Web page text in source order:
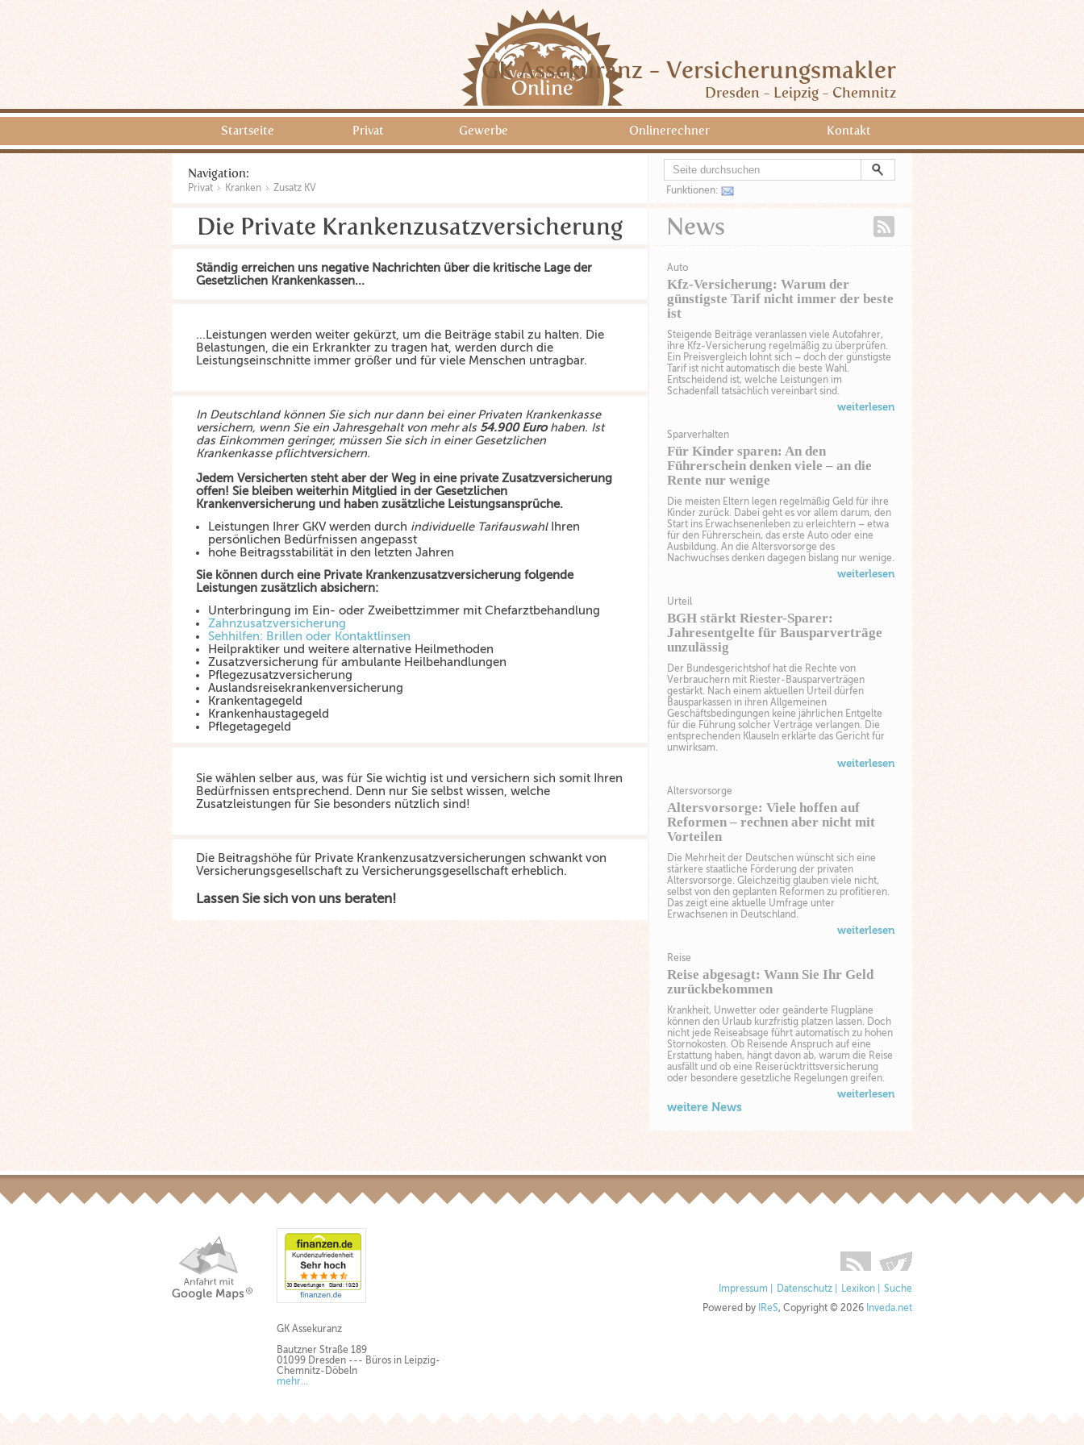
GK Assekuranz - Versicherungsmakler
Dresden - Leipzig - Chemnitz
Startseite Privat Gewerbe Onlinerechner Kontakt
Navigation:
Privat Kranken Zusatz KV Funktionen:
Die Private Krankenzusatzversicherung News
Auto
Kfz-Versicherung: Warum der
günstigste Tarif nicht immer der beste
ist
Steigende Beiträge veranlassen viele Autofahrer,
ihre Kfz-Versicherung regelmäßig zu überprüfen.
Ein Preisvergleich lohnt sich – doch der günstigste
Tarif ist nicht automatisch die beste Wahl.
Entscheidend ist, welche Leistungen im
Schadenfall tatsächlich vereinbart sind.
weiterlesen
Sparverhalten
Für Kinder sparen: An den
Führerschein denken viele – an die
Rente nur wenige
Die meisten Eltern legen regelmäßig Geld für ihre
Kinder zurück. Dabei geht es vor allem darum, den
Start ins Erwachsenenleben zu erleichtern – etwa
für den Führerschein, das erste Auto oder eine
Ausbildung. An die Altersvorsorge des
Nachwuchses denken dagegen bislang nur wenige.
weiterlesen
Urteil
BGH stärkt Riester-Sparer:
Jahresentgelte für Bausparverträge
unzulässig
Der Bundesgerichtshof hat die Rechte von
Verbrauchern mit Riester-Bausparverträgen
gestärkt. Nach einem aktuellen Urteil dürfen
Bausparkassen in ihren Allgemeinen
Geschäftsbedingungen keine jährlichen Entgelte
für die Führung solcher Verträge verlangen. Die
entsprechenden Klauseln erklärte das Gericht für
unwirksam.
weiterlesen
Altersvorsorge
Altersvorsorge: Viele hoffen auf
Reformen – rechnen aber nicht mit
Vorteilen
Die Mehrheit der Deutschen wünscht sich eine
stärkere staatliche Förderung der privaten
Altersvorsorge. Gleichzeitig glauben viele nicht,
selbst von den geplanten Reformen zu profitieren.
Das zeigt eine aktuelle Umfrage unter
Erwachsenen in Deutschland.
weiterlesen
Reise
Reise abgesagt: Wann Sie Ihr Geld
zurückbekommen
Krankheit, Unwetter oder geänderte Flugpläne
können den Urlaub kurzfristig platzen lassen. Doch
nicht jede Reiseabsage führt automatisch zu hohen
Stornokosten. Ob Reisende Anspruch auf eine
Erstattung haben, hängt davon ab, warum die Reise
ausfällt und ob eine Reiserücktrittsversicherung
oder besondere gesetzliche Regelungen greifen.
weiterlesen
weitere News
Ständig erreichen uns negative Nachrichten über die kritische Lage der
Gesetzlichen Krankenkassen...
...Leistungen werden weiter gekürzt, um die Beiträge stabil zu halten. Die
Belastungen, die ein Erkrankter zu tragen hat, werden durch die
Leistungseinschnitte immer größer und für viele Menschen untragbar.
In Deutschland können Sie sich nur dann bei einer Privaten Krankenkasse
versichern, wenn Sie ein Jahresgehalt von mehr als 54.900 Eurohaben. Ist
das Einkommen geringer, müssen Sie sich in einer Gesetzlichen
Krankenkasse pflichtversichern.
Jedem Versicherten steht aber der Weg in eine private Zusatzversicherung
offen! Sie bleiben weiterhin Mitglied in der Gesetzlichen
Krankenversicherung und haben zusätzliche Leistungsansprüche.
Leistungen Ihrer GKV werden durch individuelle TarifauswahlIhren
persönlichen Bedürfnissen angepasst
hohe Beitragsstabilität in den letzten Jahren
Sie können durch eine Private Krankenzusatzversicherung folgende
Leistungen zusätzlich absichern:
Unterbringung im Ein- oder Zweibettzimmer mit Chefarztbehandlung
Zahnzusatzversicherung
Sehhilfen: Brillen oder Kontaktlinsen
Heilpraktiker und weitere alternative Heilmethoden
Zusatzversicherung für ambulante Heilbehandlungen
Pflegezusatzversicherung
Auslandsreisekrankenversicherung
Krankentagegeld
Krankenhaustagegeld
Pflegetagegeld
Sie wählen selber aus, was für Sie wichtig ist und versichern sich somit Ihren
Bedürfnissen entsprechend. Denn nur Sie selbst wissen, welche
Zusatzleistungen für Sie besonders nützlich sind!
Die Beitragshöhe für Private Krankenzusatzversicherungen schwankt von
Versicherungsgesellschaft zu Versicherungsgesellschaft erheblich.
Lassen Sie sich von uns beraten!
GK Assekuranz
Bautzner Straße 189
01099 Dresden --- Büros in Leipzig-
Chemnitz-Döbeln
mehr...
Impressum Datenschutz Lexikon
Suche
Powered by
IReS, Copyright © 2026 Inveda.net